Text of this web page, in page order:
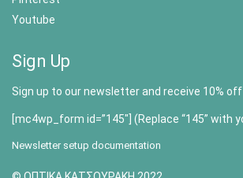
Youtube
Sign Up
Sign up to our newsletter and receive 10%
[mc4wp_form id=”145″] (Replace “145” with
Newsletter setup documentation